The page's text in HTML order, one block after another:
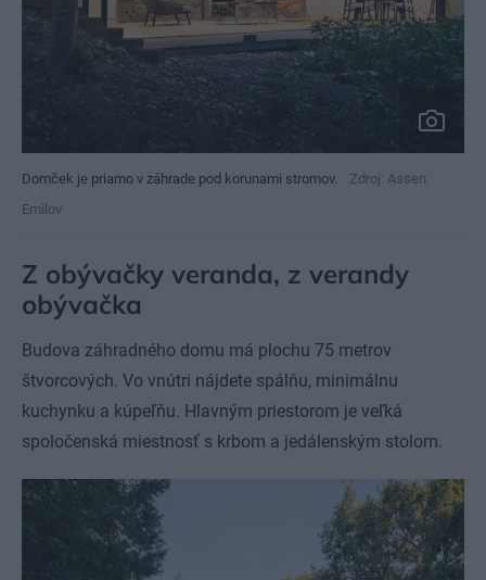
Domček je priamo v záhrade pod korunami stromov.
Zdroj: Assen
Emilov
Z obývačky veranda, z verandy
obývačka
Budova záhradného domu má plochu 75 metrov
štvorcových. Vo vnútri nájdete spálňu, minimálnu
kuchynku a kúpeľňu. Hlavným priestorom je veľká
spoločenská miestnosť s krbom a jedálenským stolom.